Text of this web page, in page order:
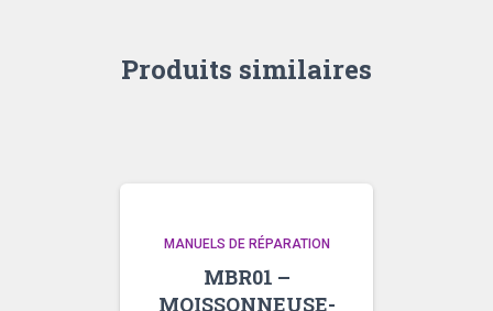
Produits similaires
MANUELS DE RÉPARATION
MBR01 –
MOISSONNEUSE-